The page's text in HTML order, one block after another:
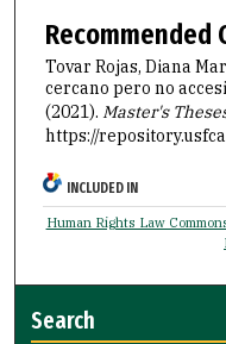
Recommended
Tovar Rojas, Diana
cercano pero no
(2021). Master's
https://
INCLUDED IN
Human Rights Law
Search